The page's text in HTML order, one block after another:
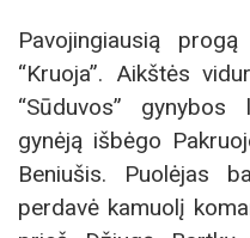
Pavojingiausią
“Kruoja”. Aikštės
“Sūduvos”
gynėją išbėgo
Beniušis. Puolėjas
perdavė kamuolį